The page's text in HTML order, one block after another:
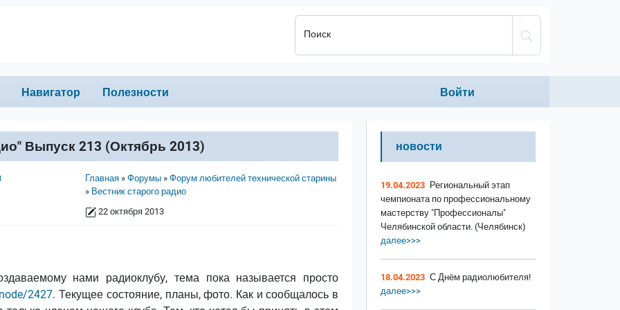
Поиск
Навигатор Полезности
Anonumous menu
Войти
Выпуск 213 (Октябрь 2013)
Строка навигации
Главная Форумы
Форум любителей технической старины
Вестник старого радио
22 октября 2013
нами радиоклубу, тема пока называется просто
2427. Текущее состояние, планы, фото. Как и сообщалось в
новости
19.04.2023 Региональный этап
чемпионата по профессиональному
мастерству "Профессионалы"
Челябинской области. (Челябинск)
далее>>>
18.04.2023 С Днём радиолюбителя!
далее>>>